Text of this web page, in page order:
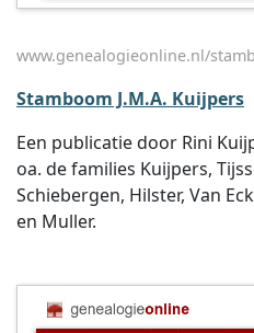
www.genealogieonline.nl/
Stamboom J.M.A. Kuijpers
Een publicatie door Rini
oa. de families Kuijpers,
Schiebergen, Hilster, Van
en Muller.